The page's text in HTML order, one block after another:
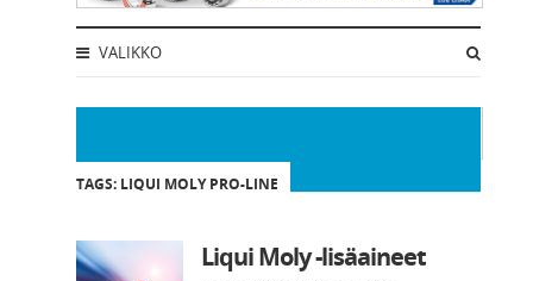
VALIKKO
TAGS: LIQUI MOLY PRO-LINE
Liqui Moly -lisäaineet